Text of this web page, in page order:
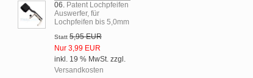
06. Patent Lochpfeifen
Auswerfer, für
Lochpfeifen bis 5,0mm
Statt 5,95 EUR
Nur 3,99 EUR
inkl. 19 % MwSt. zzgl.
Versandkosten